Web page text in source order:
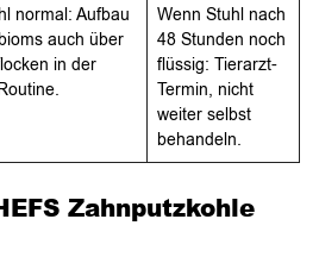
normal: Aufbau
auch über
in der
Wenn Stuhl nach
48 Stunden noch
flüssig: Tierarzt-
Termin, nicht
weiter selbst
behandeln.
Zahnputzkohle